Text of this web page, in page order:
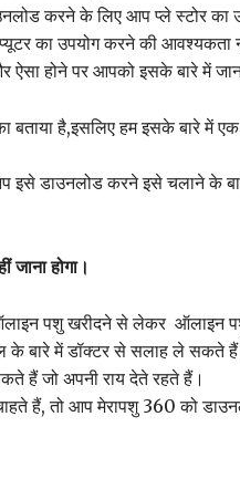
करने के लिए आप प्ले स्टोर
का उपयोग करने की आवश्यकता
होने पर आपको इसके बारे में
बताया है,इसलिए हम इसके बारे में
इसे डाउनलोड करने इसे चलाने के
जाना होगा।
पशु खरीदने से लेकर ऑलाइन
बारे में डॉक्टर से सलाह ले सकते
हैं जो अपनी राय देते रहते हैं।
हैं, तो आप मेरापशु 360 को